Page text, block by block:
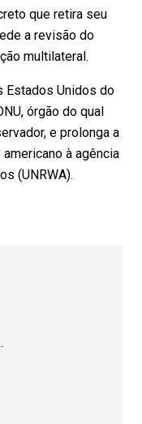
que retira seu
a revisão do
multilateral.
Estados Unidos do
órgão do qual
e prolonga a
à agência
(UNRWA).